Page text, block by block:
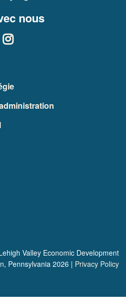
nous
Valley Economic Development
Pennsylvania 2026 | Privacy Policy